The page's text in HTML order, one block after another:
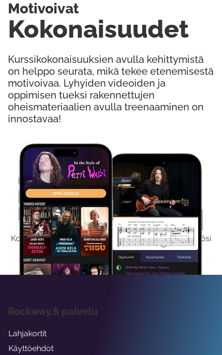
Kokeile Ilmaiseksi
Kokeilemalla ilmaiseksi saat koko sisältömme käyttöösi
viikon ajaksi.
Kurssikokonaisuuksien avulla kehittymistä
on helppo seurata, mikä tekee etenemisestä
motivoivaa. Lyhyiden videoiden ja
oppimisen tueksi rakennettujen
oheismateriaalien avulla treenaaminen on
innostavaa!
Kokonaisuudet
Motivoivat
Rockway.fi palvelu
Lahjakortit
Käyttöehdot